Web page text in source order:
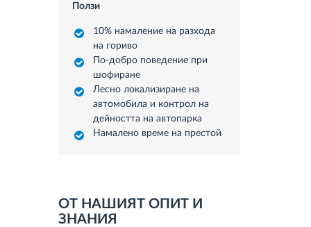
Ползи
10% намаление на разхода
на гориво
По-добро поведение при
шофиране
Лесно локализиране на
автомобила и контрол на
дейността на автопарка
Намалено време на престой
ОТ НАШИЯТ ОПИТ И
ЗНАНИЯ